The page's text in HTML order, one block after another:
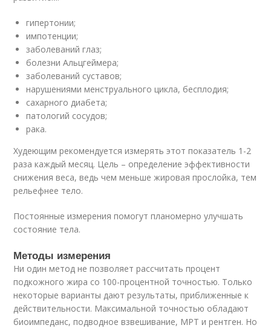
гипертонии;
импотенции;
заболеваний глаз;
болезни Альцгеймера;
заболеваний суставов;
нарушениями менструального цикла, бесплодия;
сахарного диабета;
патологий сосудов;
рака.
Худеющим рекомендуется измерять этот показатель 1-2
раза каждый месяц. Цель – определение эффективности
снижения веса, ведь чем меньше жировая прослойка, тем
рельефнее тело.
Постоянные измерения помогут планомерно улучшать
состояние тела.
Методы измерения
Ни один метод не позволяет рассчитать процент
подкожного жира со 100-процентной точностью. Только
некоторые варианты дают результаты, приближенные к
действительности. Максимальной точностью обладают
биоимпеданс, подводное взвешивание, МРТ и рентген. Но